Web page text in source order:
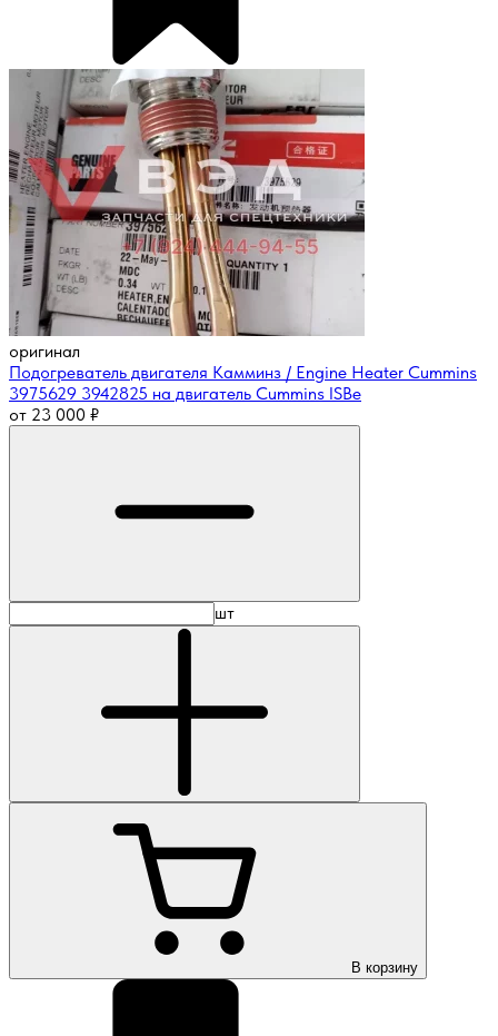
оригинал
Подогреватель двигателя Камминз / Engine Heater Cummins
3975629 3942825 на двигатель Cummins ISBe
от 23 000 ₽
шт
В корзину